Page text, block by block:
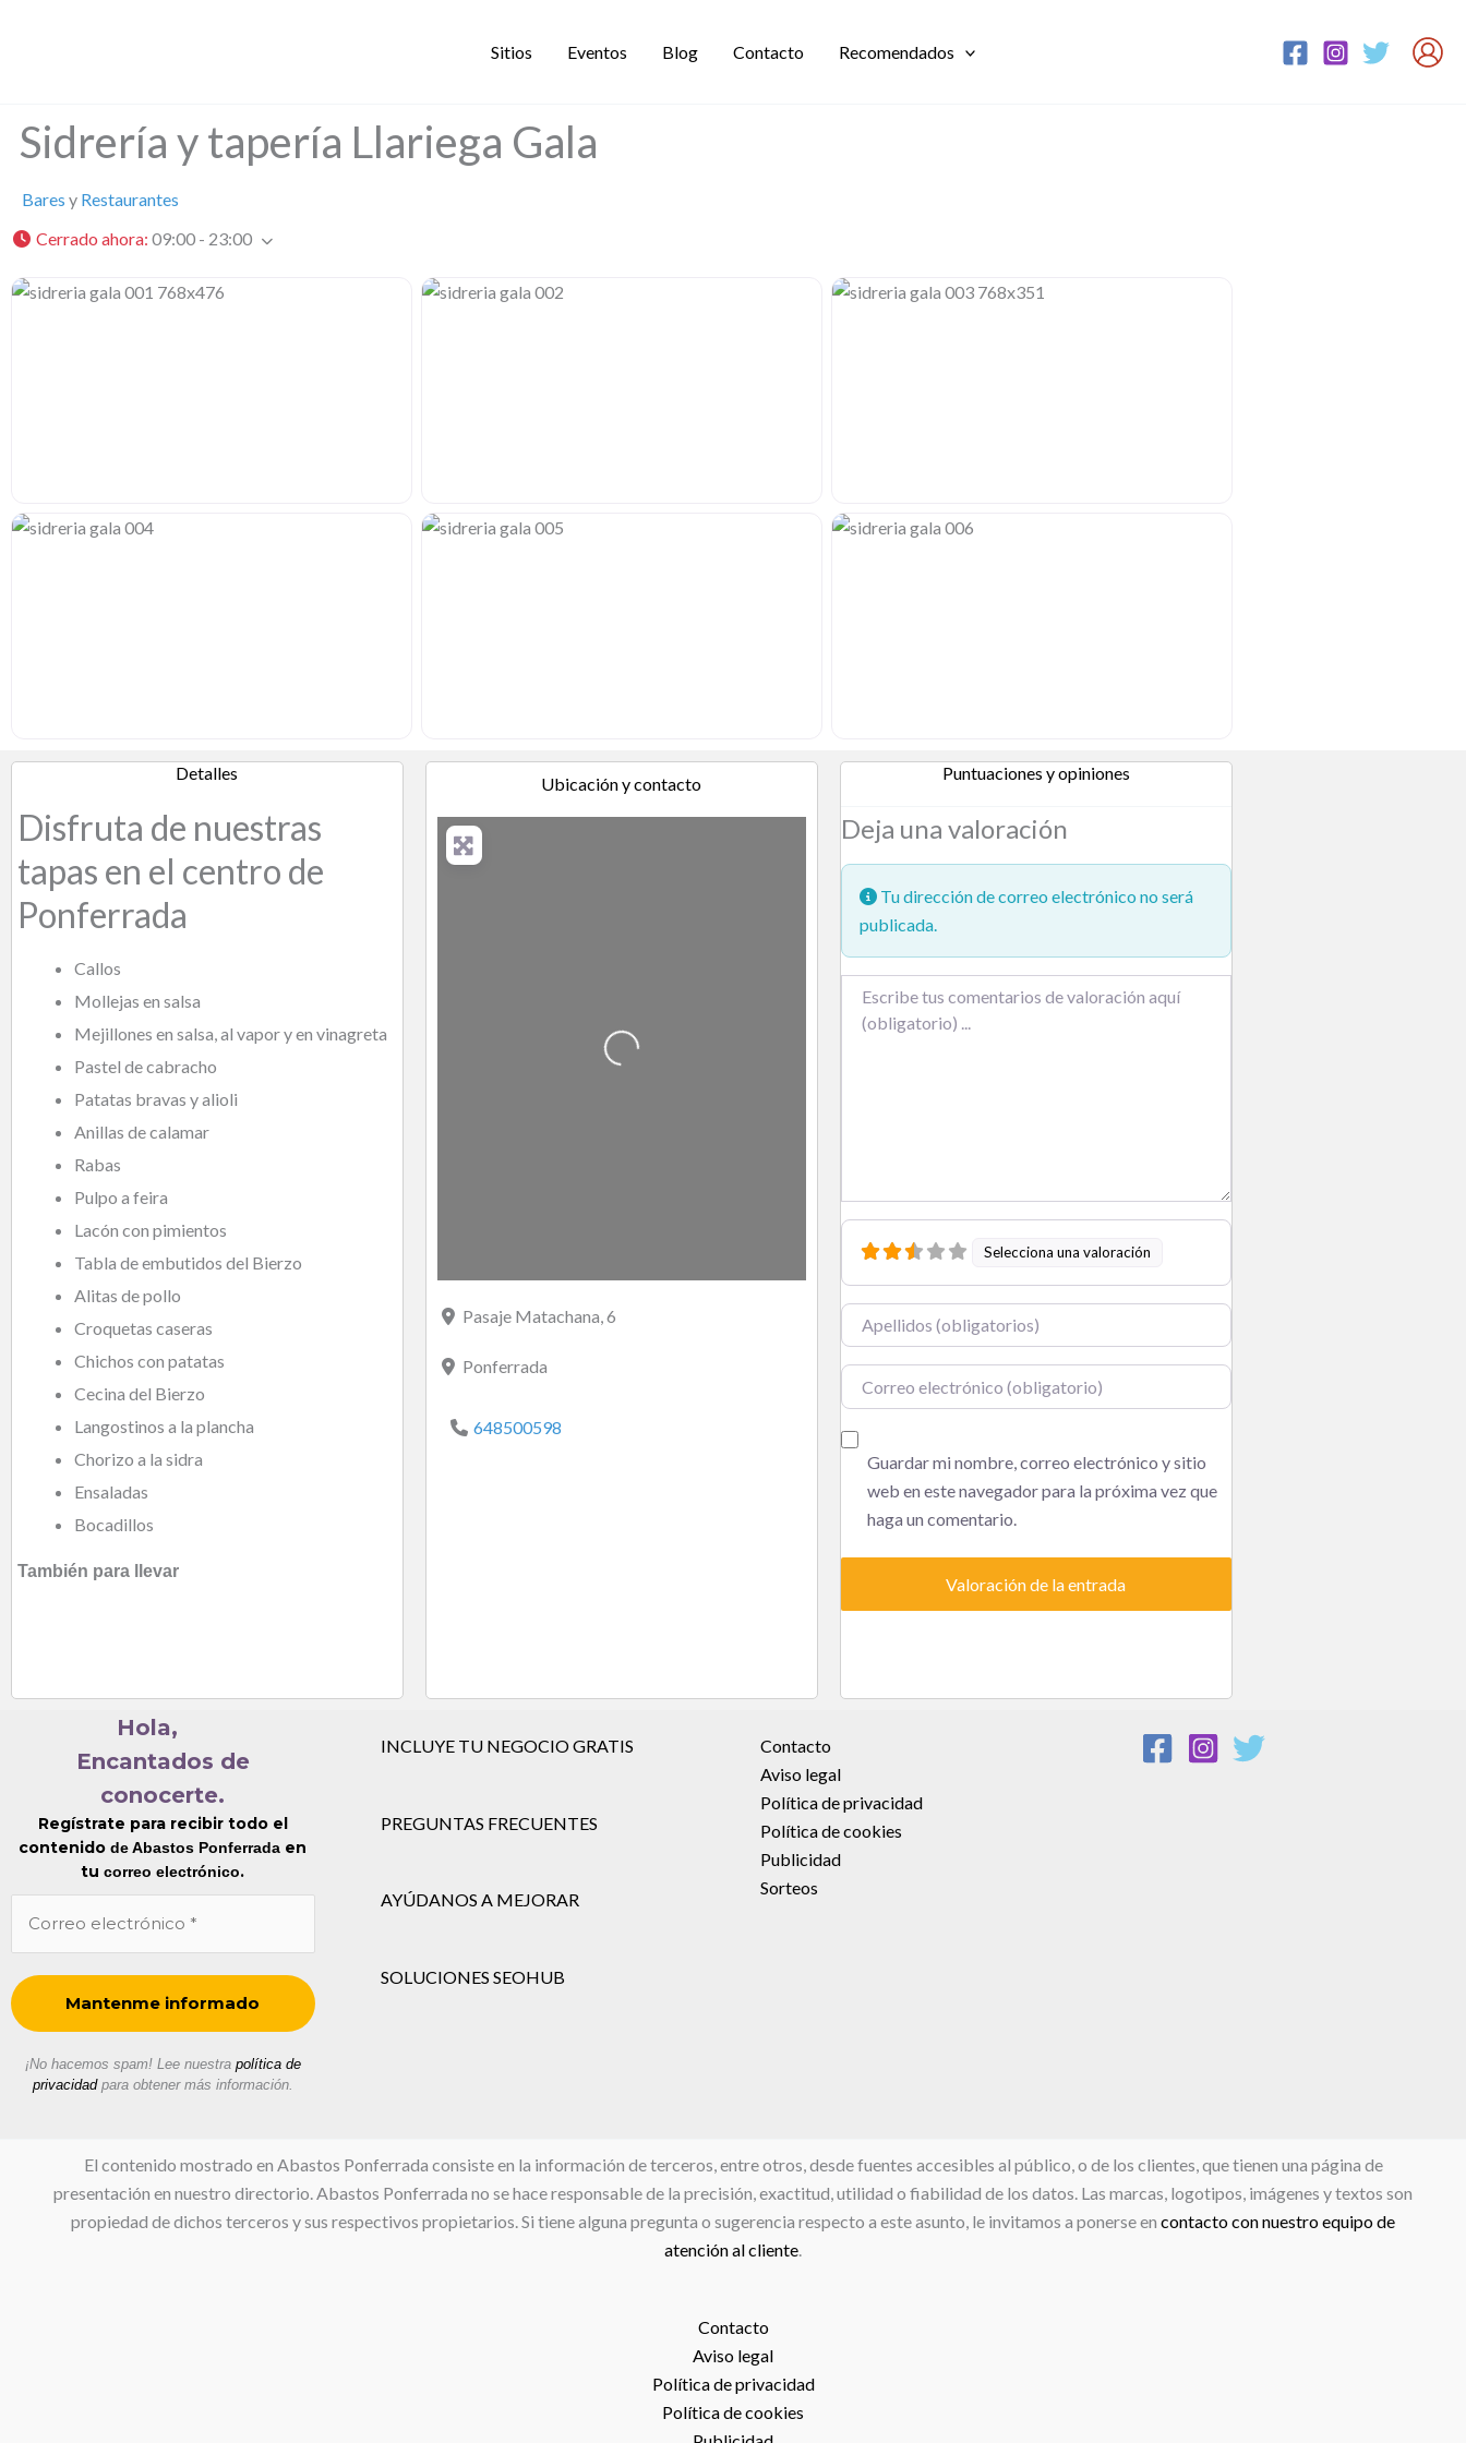
Sitios Eventos Blog Contacto Recomendados
Sidrería y tapería Llariega Gala
Bares y Restaurantes
Cerrado ahora: 09:00 - 23:00
Detalles
Disfruta de nuestras
tapas en el centro de
Ponferrada
Callos
Mollejas en salsa
Mejillones en salsa, al vapor y en vinagreta
Pastel de cabracho
Patatas bravas y alioli
Anillas de calamar
Rabas
Pulpo a feira
Lacón con pimientos
Tabla de embutidos del Bierzo
Alitas de pollo
Croquetas caseras
Chichos con patatas
Cecina del Bierzo
Langostinos a la plancha
Chorizo a la sidra
Ensaladas
Bocadillos
También para llevar
Ubicación y contacto
Cargando…
Pasaje Matachana, 6
Ponferrada
648500598
Puntuaciones y opiniones
Deja una valoración
Tu dirección de correo electrónico no será
publicada.
Texto de la reseña
Selecciona una valoración
Nombre
Correo electrónico
Guardar mi nombre, correo electrónico y sitio
web en este navegador para la próxima vez que
haga un comentario.
Hola,
Encantados de
conocerte.
Regístrate para recibir todo el
contenidode Abastos Ponferrada en
tucorreo electrónico.
¡No hacemos spam! Lee nuestra política de
privacidadpara obtener más información.
INCLUYE TU NEGOCIO GRATIS
PREGUNTAS FRECUENTES
AYÚDANOS A MEJORAR
SOLUCIONES SEOHUB
Contacto
Aviso legal
Política de privacidad
Política de cookies
Publicidad
Sorteos
El contenido mostrado en Abastos Ponferrada consiste en la información de terceros, entre otros, desde fuentes accesibles al público, o de los clientes, que tienen una página de
presentación en nuestro directorio. Abastos Ponferrada no se hace responsable de la precisión, exactitud, utilidad o fiabilidad de los datos. Las marcas, logotipos, imágenes y textos son
propiedad de dichos terceros y sus respectivos propietarios. Si tiene alguna pregunta o sugerencia respecto a este asunto, le invitamos a ponerse en contacto con nuestro equipo de
atención al cliente
Contacto
Aviso legal
Política de privacidad
Política de cookies